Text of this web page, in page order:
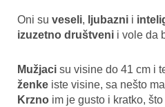
Oni su veseli, ljubazni i
izuzetno društveni i vole da
Mužjaci su visine do 41 cm i
ženke iste visine, sa nešto
Krzno im je gusto i kratko,